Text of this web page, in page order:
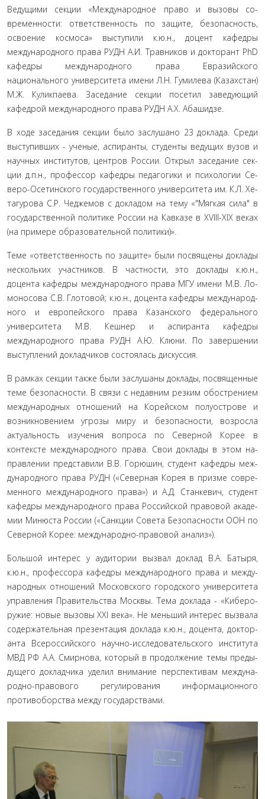
Ведущими секции «Международное право и вызовы со­
временности: ответственность по защите, безопасность,
освое­ние космоса» выступили к.ю.н., доцент кафедры
международ­ного права РУДН А.И. Травников и докторант PhD
кафедры международного права Евразийского
национального универ­ситета имени Л.Н. Гумилева (Казахстан)
М.Ж. Куликпаева. За­седание секции посетил заведующий
кафедрой международ­ного права РУДН А.Х. Абашидзе.
В ходе заседания секции было заслушано 23 доклада. Сре­ди
выступивших - ученые, аспиранты, студенты ведущих вузов и
научных институтов, центров России. Открыл заседание сек­
ции д.п.н., профессор кафедры педагогики и психологии Се-
веро-Осетинского государственного университета им. К.Л. Хе-
тагурова С.Р. Чеджемов с докладом на тему «"Мягкая сила" в
государственной политике России на Кавказе в XVIII-XIX ве­ках
(на примере образовательной политики)».
Теме «ответственность по защите» были посвящены до­клады
нескольких участников. В частности, это доклады к.ю.н.,
доцента кафедры международного права МГУ имени М.В. Ло­
моносова С.В. Глотовой; к.ю.н., доцента кафедры международ­
ного и европейского права Казанского федерального
универ­ситета М.В. Кешнер и аспиранта кафедры
международного права РУДН А.Ю. Клюни. По завершении
выступлений до­кладчиков состоялась дискуссия.
В рамках секции также были заслушаны доклады, по­священные
теме безопасности. В связи с недавним резким обострением
международных отношений на Корейском по­луострове и
возникновением угрозы миру и безопасности, возросла
актуальность изучения вопроса по Северной Корее в
контексте международного права. Свои доклады в этом на­
правлении представили В.В. Горюшин, студент кафедры меж­
дународного права РУДН («Северная Корея в призме совре­
менного международного права») и А.Д. Станкевич, студент
кафедры международного права Российской правовой акаде­
мии Минюста России («Санкции Совета Безопасности ООН по
Северной Корее: международно-правовой анализ»).
Большой интерес у аудитории вызвал доклад В.А. Батыря,
к.ю.н., профессора кафедры международного права и между­
народных отношений Московского городского университета
управления Правительства Москвы. Тема доклада - «Киберо­
ружие: новые вызовы XXI века». Не меньший интерес вызвала
содержательная презентация доклада к.ю.н., доцента, доктор­
анта Всероссийского научно-исследовательского института
МВД РФ А.А. Смирнова, который в продолжение темы преды­
дущего докладчика уделил внимание перспективам междуна­
родно-правового регулирования информационного
противо­борства между государствами.